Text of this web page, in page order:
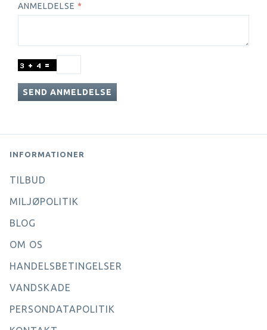
ANMELDELSE
SEND ANMELDELSE
INFORMATIONER
TILBUD
MILJØPOLITIK
BLOG
OM OS
HANDELSBETINGELSER
VANDSKADE
PERSONDATAPOLITIK